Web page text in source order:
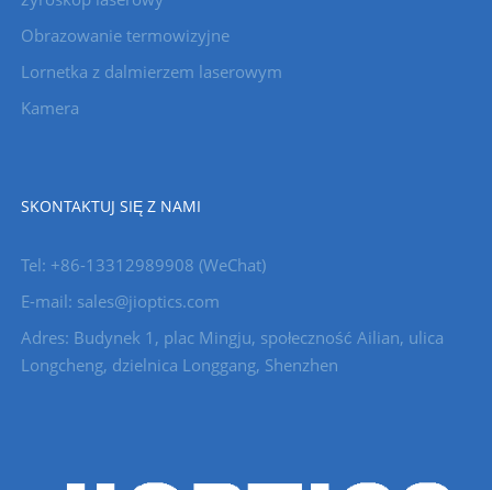
Obrazowanie termowizyjne
Lornetka z dalmierzem laserowym
Kamera
SKONTAKTUJ SIĘ Z NAMI
Tel: +86-13312989908 (WeChat)
E-mail: sales@jioptics.com
Adres: Budynek 1, plac Mingju, społeczność Ailian, ulica
Longcheng, dzielnica Longgang, Shenzhen